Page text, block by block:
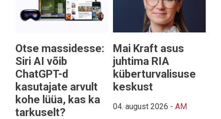
Otse massidesse:
Siri AI võib
ChatGPT-d
kasutajate arvult
kohe lüüa, kas ka
tarkuselt?
Mai Kraft asus
juhtima RIA
küberturvalisuse
keskust
04. august 2026 - AM